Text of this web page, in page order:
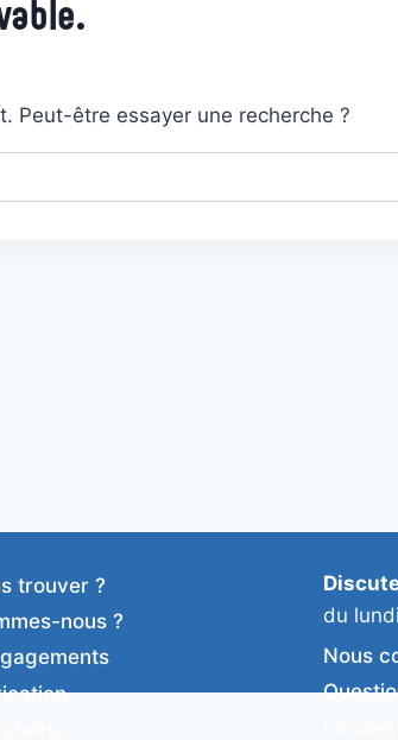
Peut-être essayer une recherche ?
trouver ?
nous ?
du
Nous